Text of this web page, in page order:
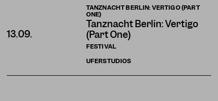
TANZNACHT BERLIN: VERTIGO (PART
ONE)
Tanznacht Berlin: Vertigo
(Part One)
FESTIVAL
13.09.
UFERSTUDIOS